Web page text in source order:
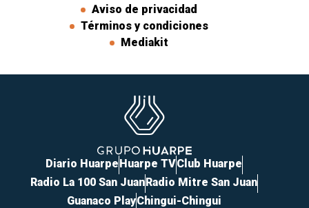
Aviso de privacidad
Términos y condiciones
Mediakit
Diario HuarpeHuarpe TVClub Huarpe
Radio La 100 San JuanRadio Mitre San Juan
Guanaco PlayChingui-Chingui